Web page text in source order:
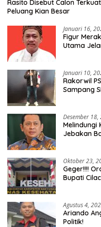
Rasito Disebut Calon
Peluang Kian Besar
Januari 16,
Figur
Utama
Januari 10,
Rakorwil
Sampang
Desember 18,
Melindungi
Jebakan
Oktober 23,
Geger!!!!
Bupati
Agustus 4,
Ariando
Politik!